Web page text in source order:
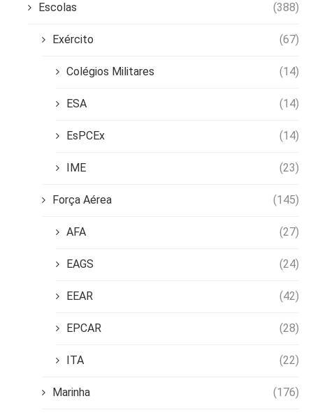
Escolas (388)
Exército (67)
Colégios Militares (14)
ESA (14)
EsPCEx (14)
IME (23)
Força Aérea (145)
AFA (27)
EAGS (24)
EEAR (42)
EPCAR (28)
ITA (22)
Marinha (176)